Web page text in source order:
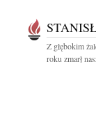
Z głębokim
roku zmarł